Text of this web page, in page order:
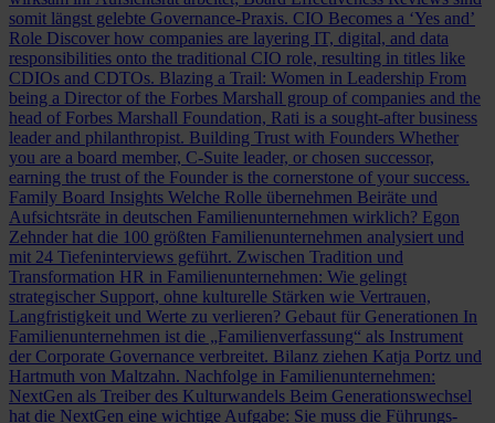
somit längst gelebte Governance-Praxis. CIO Becomes a ‘Yes and’
Role Discover how companies are layering IT, digital, and data
responsibilities onto the traditional CIO role, resulting in titles like
CDIOs and CDTOs. Blazing a Trail: Women in Leadership From
being a Director of the Forbes Marshall group of companies and the
head of Forbes Marshall Foundation, Rati is a sought-after business
leader and philanthropist. Building Trust with Founders Whether
you are a board member, C-Suite leader, or chosen successor,
earning the trust of the Founder is the cornerstone of your success.
Family Board Insights Welche Rolle übernehmen Beiräte und
Aufsichtsräte in deutschen Familienunternehmen wirklich? Egon
Zehnder hat die 100 größten Familienunternehmen analysiert und
mit 24 Tiefeninterviews geführt. Zwischen Tradition und
Transformation HR in Familienunternehmen: Wie gelingt
strategischer Support, ohne kulturelle Stärken wie Vertrauen,
Langfristigkeit und Werte zu verlieren? Gebaut für Generationen In
Familienunternehmen ist die „Familienverfassung“ als Instrument
der Corporate Governance verbreitet. Bilanz ziehen Katja Portz und
Hartmuth von Maltzahn. Nachfolge in Familienunternehmen:
NextGen als Treiber des Kulturwandels Beim Generationswechsel
hat die NextGen eine wichtige Aufgabe: Sie muss die Führungs-